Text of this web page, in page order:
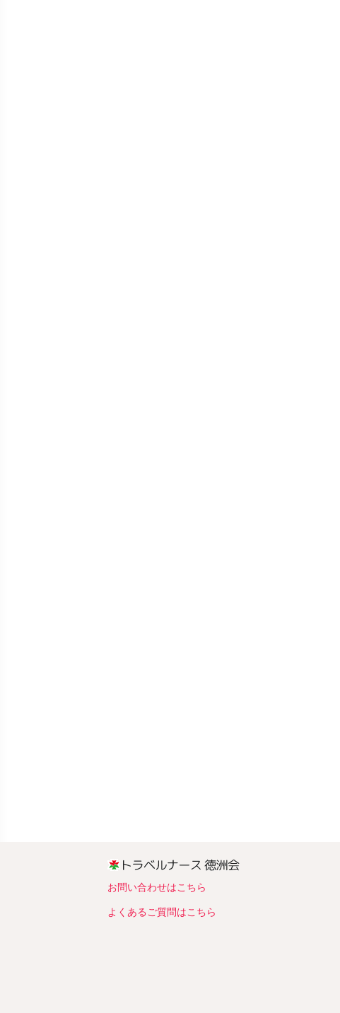
お問い合わせはこちら
よくあるご質問はこちら